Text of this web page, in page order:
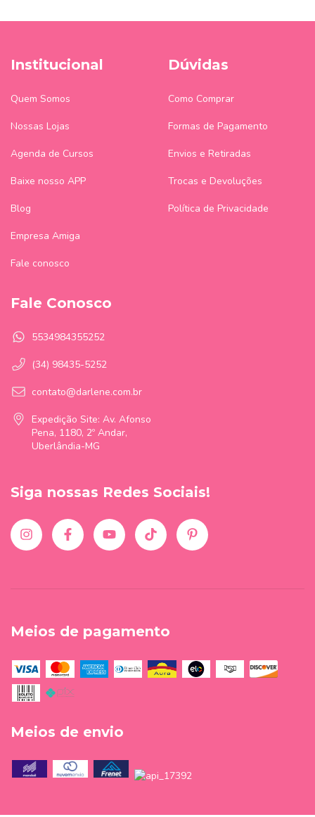
Institucional
Quem Somos
Nossas Lojas
Agenda de Cursos
Baixe nosso APP
Blog
Empresa Amiga
Fale conosco
Dúvidas
Como Comprar
Formas de Pagamento
Envios e Retiradas
Trocas e Devoluções
Política de Privacidade
Fale Conosco
5534984355252
(34) 98435-5252
contato@darlene.com.br
Expedição Site: Av. Afonso
Pena, 1180, 2º Andar,
Uberlândia-MG
Siga nossas Redes Sociais!
Meios de pagamento
Meios de envio